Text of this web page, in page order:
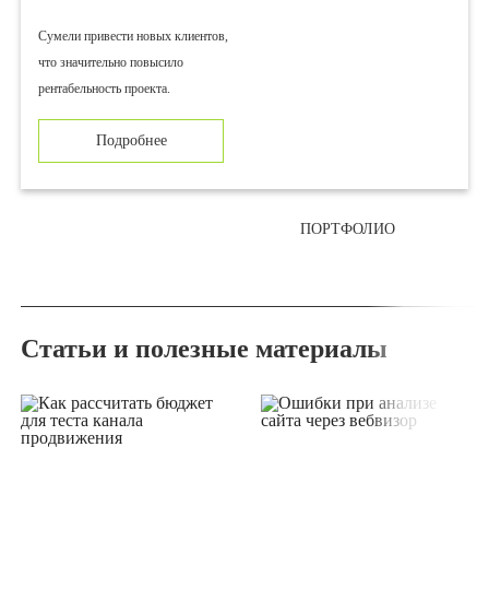
Суме­ли при­ве­сти новых клиентов,
что зна­чи­тель­но повысило
рен­та­бель­ность проекта.
Подробнее
ПОРТФОЛИО
Статьи и полезные материалы